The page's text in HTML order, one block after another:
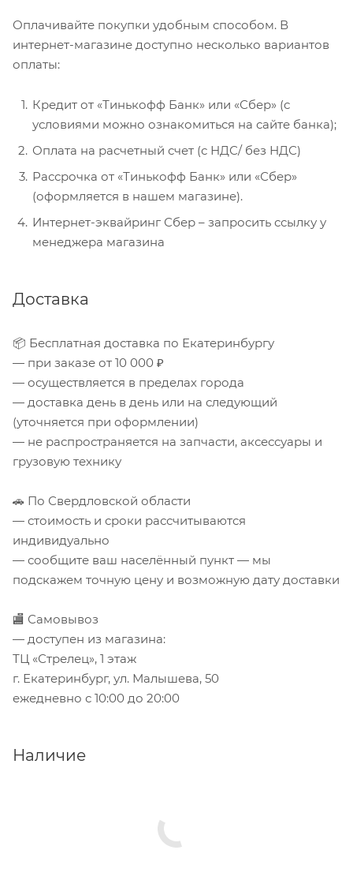
Оплачивайте покупки удобным способом. В
интернет-магазине доступно несколько вариантов
оплаты:
Кредит от «Тинькофф Банк» или «Сбер» (с
условиями можно ознакомиться на сайте банка);
Оплата на расчетный счет (с НДС/ без НДС)
Рассрочка от «Тинькофф Банк» или «Сбер»
(оформляется в нашем магазине).
Интернет-эквайринг Сбер – запросить ссылку у
менеджера магазина
Доставка
📦 Бесплатная доставка по Екатеринбургу
— при заказе от 10 000 ₽
— осуществляется в пределах города
— доставка день в день или на следующий
(уточняется при оформлении)
— не распространяется на запчасти, аксессуары и
грузовую технику
🚗 По Свердловской области
— стоимость и сроки рассчитываются
индивидуально
— сообщите ваш населённый пункт — мы
подскажем точную цену и возможную дату доставки
🏬 Самовывоз
— доступен из магазина:
ТЦ «Стрелец», 1 этаж
г. Екатеринбург, ул. Малышева, 50
ежедневно с 10:00 до 20:00
Наличие